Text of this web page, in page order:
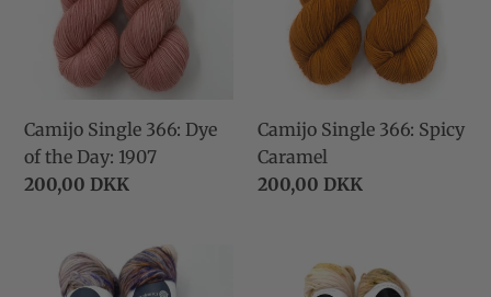
Day:
1907
Camijo Single 366: Dye
of the Day: 1907
Normalpris
200,00 DKK
Camijo Single 366: Spicy
Caramel
Normalpris
200,00 DKK
Merino
Cash: